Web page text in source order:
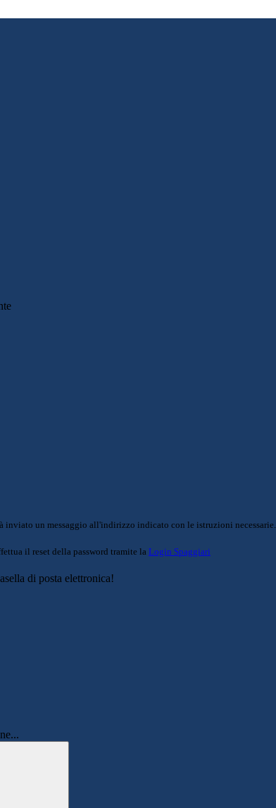
inviato un messaggio all'indirizzo indicato con le istruzioni necessarie.
il reset della password tramite la Login Spaggiari
di posta elettronica!